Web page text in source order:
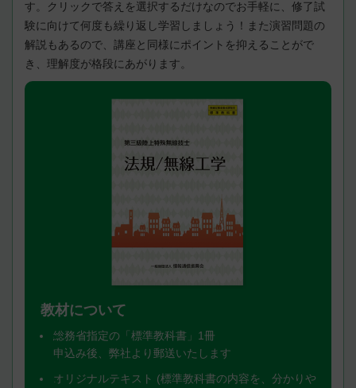
す。クリックで答えを選択するだけなのでお手軽に、修了試
験に向けて何度も繰り返し学習しましょう！また演習問題の
解説もあるので、講座と同様にポイントを抑えることがで
き、理解度が格段にあがります。
教材について
総務省指定の「標準教科書」1冊
申込み後、弊社より郵送いたします
オリジナルテキスト (標準教科書の内容を、分かりや